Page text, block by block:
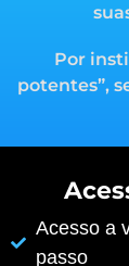
Por
potentes”, s
Acesso a
passo